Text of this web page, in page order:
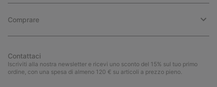
Comprare
Contattaci
Iscriviti alla nostra newsletter e ricevi uno sconto del 15% sul tuo primo
ordine, con una spesa di almeno 120 € su articoli a prezzo pieno.